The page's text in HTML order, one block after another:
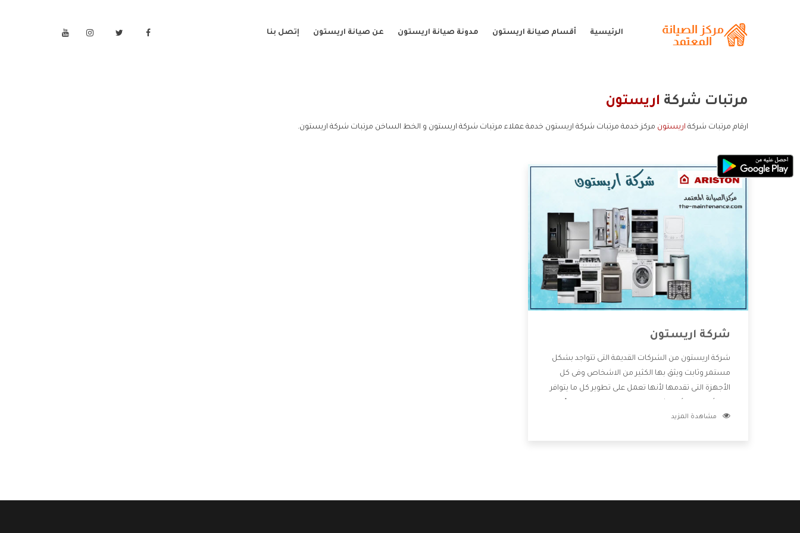
الرئيسية أقسام صيانة اريستون مدونة صيانة اريستون عن صيانة اريستون إتصل بنا
مرتبات شركة اريستون
ارقام مرتبات شركة اريستون مركز خدمة مرتبات شركة اريستون خدمة عملاء مرتبات شركة اريستون و الخط الساخن مرتبات شركة اريستون.
شركة اريستون
شركة اريستون من الشركات القديمة التى تتواجد بشكل
مستمر وثابت ويثق بها الكثير من الاشخاص وفى كل
الأجهزة التى تقدمها لأنها تعمل على تطوير كل ما يتوافر
خدمات ما بعد البيع مع المنتجات وتقدم للعملاء أقوى
مشاهدة المزيد